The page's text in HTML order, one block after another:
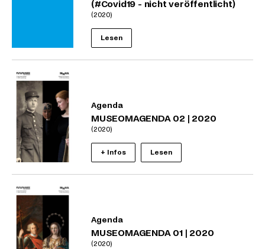
(#Covid19 - nicht veröffentlicht)
(2020)
Lesen
Agenda
MUSEOMAGENDA 02 | 2020
(2020)
+ Infos Lesen
Agenda
MUSEOMAGENDA 01 | 2020
(2020)